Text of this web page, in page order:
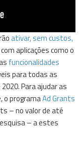
ativar, sem custos,
aplicações como o
funcionalidades
para todas as
Para ajudar as
o programaAd Grants
– no valor de até
– a estes